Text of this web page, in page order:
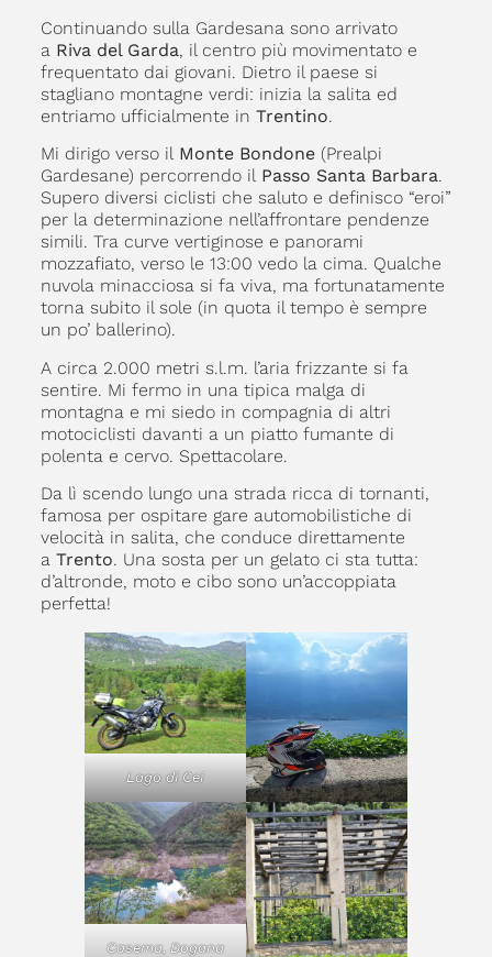
Continuando sulla Gardesana sono arrivato
a Riva del Garda, il centro più movimentato e
frequentato dai giovani. Dietro il paese si
stagliano montagne verdi: inizia la salita ed
entriamo ufficialmente in Trentino.
Mi dirigo verso il Monte Bondone(Prealpi
Gardesane) percorrendo il Passo Santa Barbara.
Supero diversi ciclisti che saluto e definisco “eroi”
per la determinazione nell’affrontare pendenze
simili. Tra curve vertiginose e panorami
mozzafiato, verso le 13:00 vedo la cima. Qualche
nuvola minacciosa si fa viva, ma fortunatamente
torna subito il sole (in quota il tempo è sempre
un po’ ballerino).
A circa 2.000 metri s.l.m. l’aria frizzante si fa
sentire. Mi fermo in una tipica malga di
montagna e mi siedo in compagnia di altri
motociclisti davanti a un piatto fumante di
polenta e cervo. Spettacolare.
Da lì scendo lungo una strada ricca di tornanti,
famosa per ospitare gare automobilistiche di
velocità in salita, che conduce direttamente
a Trento. Una sosta per un gelato ci sta tutta:
d’altronde, moto e cibo sono un’accoppiata
perfetta!
Lago di Cei
Casema, Dogana